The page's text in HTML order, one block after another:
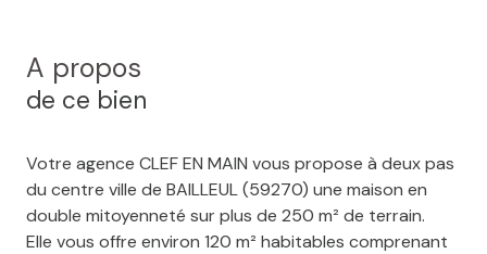
A propos
de ce bien
Votre agence CLEF EN MAIN vous propose à deux pas
du centre ville de BAILLEUL (59270) une maison en
double mitoyenneté sur plus de 250 m² de terrain.
Elle vous offre environ 120 m² habitables comprenant